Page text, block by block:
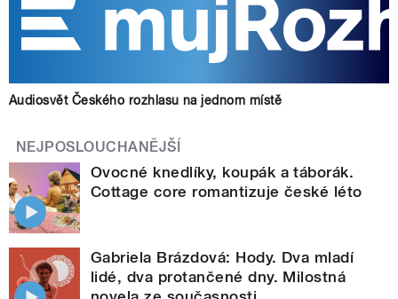
Audiosvět Českého rozhlasu na jednom místě
NEJPOSLOUCHANĚJŠÍ
Ovocné knedlíky, koupák a táborák.
Cottage core romantizuje české léto
Gabriela Brázdová: Hody. Dva mladí
lidé, dva protančené dny. Milostná